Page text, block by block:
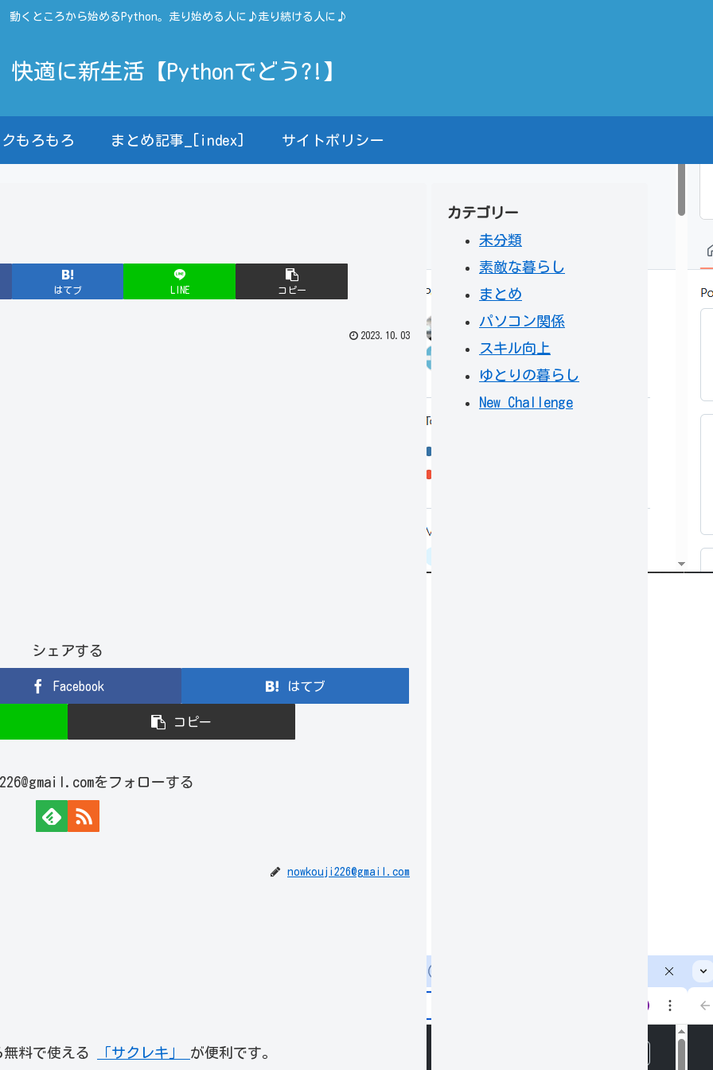
動くところから始めるPython。走り始める人に♪走り続ける人に♪
快適に新生活【Pythonでどう?!】
もろもろ まとめ記事_[index] サイトポリシー
はてブ LINE コピー
2023.10.03
シェアする
Facebook はてブ
コピー
をフォローする
nowkouji226@gmail.com
料で使える 「サクレキ」 が便利です。
カテゴリー
未分類
素敵な暮らし
まとめ
パソコン関係
スキル向上
ゆとりの暮らし
New Challenge